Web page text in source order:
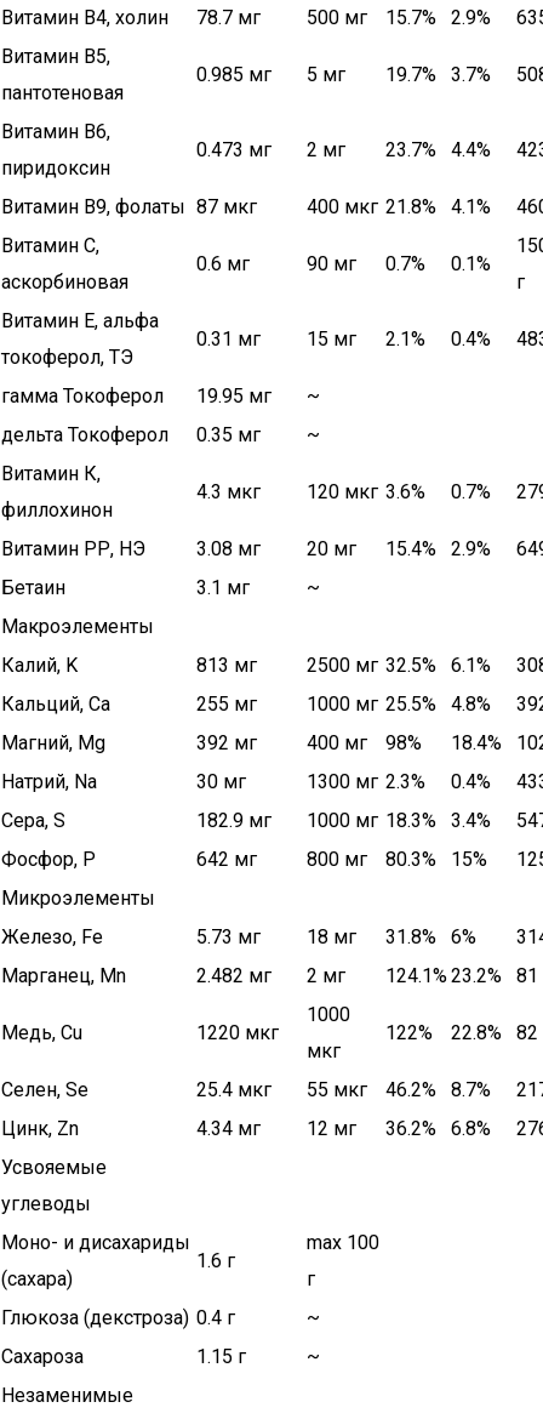
Витамин В4, холин 78.7 мг 500 мг 15.7% 2.9%
Витамин В5,
пантотеновая
0.985 мг 5 мг 19.7% 3.7%
Витамин В6,
пиридоксин
0.473 мг 2 мг 23.7% 4.4%
Витамин В9, фолаты 87 мкг 400 мкг 21.8% 4.1%
Витамин C,
аскорбиновая
0.6 мг 90 мг 0.7% 0.1%
г
Витамин Е, альфа
токоферол, ТЭ
0.31 мг 15 мг 2.1% 0.4%
гамма Токоферол 19.95 мг
~
дельта Токоферол
0.35 мг
~
Витамин К,
филлохинон
4.3 мкг 120 мкг 3.6% 0.7%
Витамин РР, НЭ 3.08 мг 20 мг 15.4% 2.9%
Бетаин
3.1 мг
~
Макроэлементы
Калий, K
813 мг 2500 мг 32.5% 6.1%
Кальций, Ca
255 мг 1000 мг 25.5% 4.8%
Магний, Mg
392 мг 400 мг 98% 18.4%
Натрий, Na
30 мг 1300 мг 2.3% 0.4%
Сера, S
182.9 мг 1000 мг 18.3% 3.4%
Фосфор, P
642 мг 800 мг 80.3% 15%
Микроэлементы
Железо, Fe
5.73 мг 18 мг 31.8% 6%
Марганец, Mn
2.482 мг 2 мг 124.1%23.2% 81
Медь, Cu 1220 мкг
1000
мкг
122% 22.8% 82
Селен, Se 25.4 мкг 55 мкг 46.2% 8.7%
Цинк, Zn
4.34 мг 12 мг 36.2% 6.8%
Усвояемые
углеводы
Моно- и дисахариды
(сахара)
1.6 г
max 100
г
Глюкоза (декстроза) 0.4 г
~
Сахароза
1.15 г
~
Незаменимые